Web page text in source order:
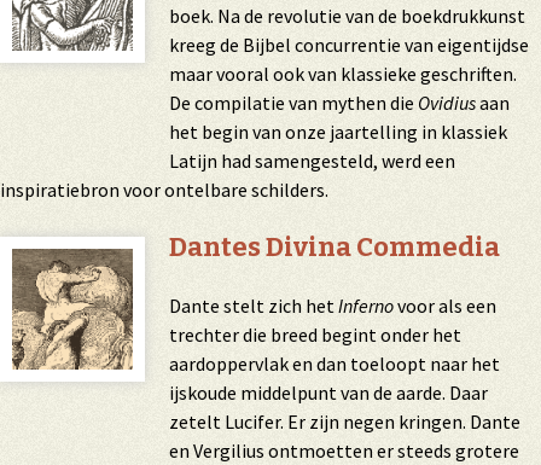
boek. Na de revolutie van de boekdrukkunst
kreeg de Bijbel concurrentie van eigentijdse
maar vooral ook van klassieke geschriften.
De compilatie van mythen die Ovidiusaan
het begin van onze jaartelling in klassiek
Latijn had samengesteld, werd een
inspiratiebron voor ontelbare schilders.
Dantes Divina Commedia
Dante stelt zich hetInfernovoor als een
trechter die breed begint onder het
aardoppervlak en dan toeloopt naar het
ijskoude middelpunt van de aarde. Daar
zetelt Lucifer. Er zijn negen kringen. Dante
en Vergilius ontmoetten er steeds grotere